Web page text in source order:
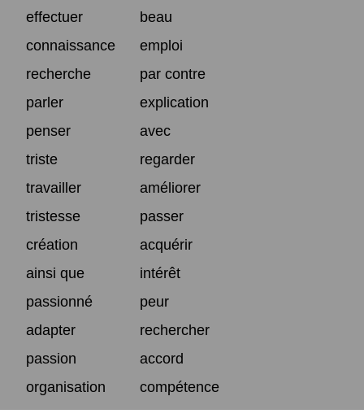
effectuer
beau
connaissance
emploi
recherche
par contre
parler
explication
penser
avec
triste
regarder
travailler
améliorer
tristesse
passer
création
acquérir
ainsi que
intérêt
passionné
peur
adapter
rechercher
passion
accord
organisation
compétence